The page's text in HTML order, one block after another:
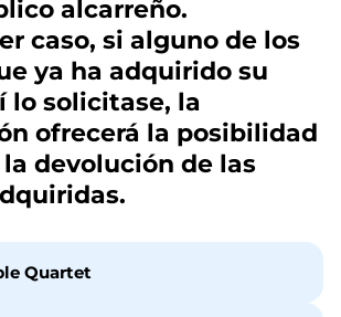
alcarreño.
caso, si alguno de los
ya ha adquirido su
lo solicitase, la
ofrecerá la posibilidad
devolución de las
Quartet